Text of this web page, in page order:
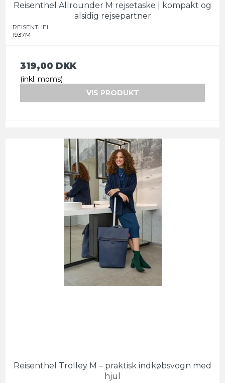
Reisenthel Allrounder M rejsetaske | kompakt og
alsidig rejsepartner
REISENTHEL
1937M
319,00 DKK
(inkl. moms)
VIS PRODUKT
Reisenthel Trolley M – praktisk indkøbsvogn med
hjul